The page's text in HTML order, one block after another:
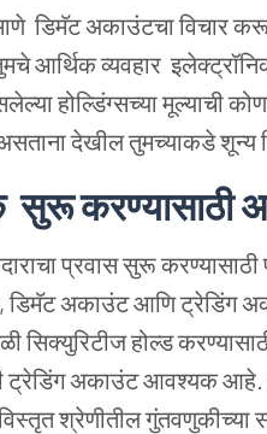
डिमॅट अकाउंटचा विचार
आर्थिक व्यवहार
होल्डिंग्सच्या मूल्याची
असताना देखील तुमच्याकडे
सुरू करण्यासाठी
प्रवास सुरू
डिमॅट अकाउंट आणि
सिक्युरिटीज होल्ड
ट्रेडिंग अकाउंट आवश्यक आहे.
विस्तृत श्रेणीतील